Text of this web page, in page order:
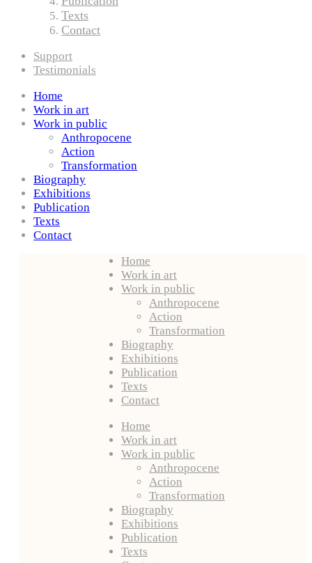
Texts
Contact
Support
Testimonials
Home
Work in art
Work in public
Anthropocene
Action
Transformation
Biography
Exhibitions
Publication
Texts
Contact
Home
Work in art
Work in public
Anthropocene
Action
Transformation
Biography
Exhibitions
Publication
Texts
Contact
Home
Work in art
Work in public
Anthropocene
Action
Transformation
Biography
Exhibitions
Publication
Texts